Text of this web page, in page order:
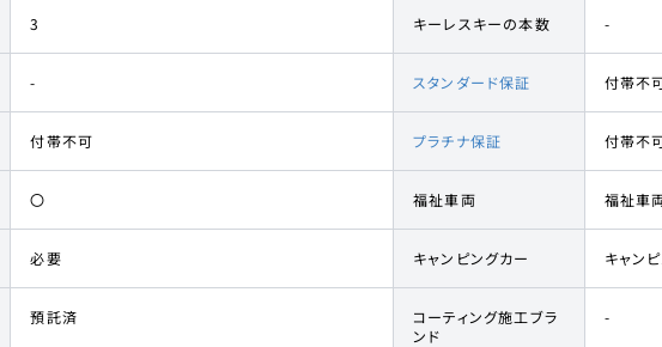
3 キーレスキーの本数 -
- スタンダード保証 付帯不
付帯不可 プラチナ保証 付帯不
〇 福祉車両 福祉車
必要 キャンピングカー キャン
預託済
コーティング施工ブラ
ンド
-